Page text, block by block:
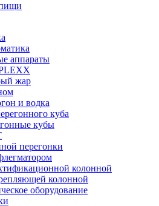
аппараты
жар
и водка
куба
кубы
перегонки
колонной
колонной
оборудование